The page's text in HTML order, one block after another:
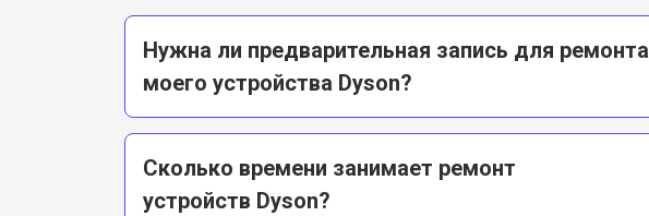
Нужна ли предварительная запись для ремонта
моего устройства Dyson?
Сколько времени занимает ремонт
устройств Dyson?